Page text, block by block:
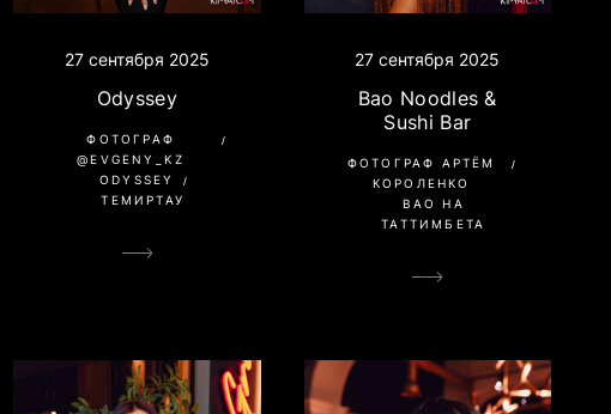
27 сентября 2025
Odyssey
ФОТОГРАФ
@EVGENY_KZ
ODYSSEY
ТЕМИРТАУ
27 сентября 2025
Bao Noodles &
Sushi Bar
ФОТОГРАФ АРТЁМ
КОРОЛЕНКО
BAO НА
ТАТТИМБЕТА